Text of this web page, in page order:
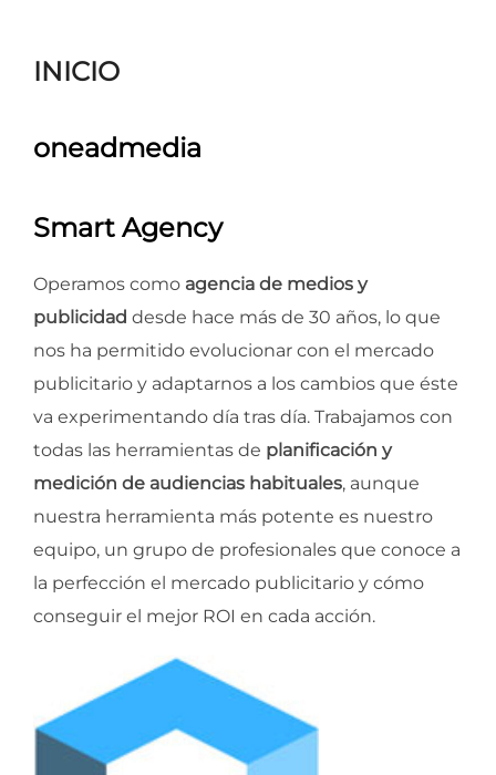
INICIO
oneadmedia
Smart Agency
Operamos como agencia de medios y
publicidad desde hace más de 30 años, lo que
nos ha permitido evolucionar con el mercado
publicitario y adaptarnos a los cambios que éste
va experimentando día tras día. Trabajamos con
todas las herramientas de planificación y
medición de audiencias habituales, aunque
nuestra herramienta más potente es nuestro
equipo, un grupo de profesionales que conoce a
la perfección el mercado publicitario y cómo
conseguir el mejor ROI en cada acción.